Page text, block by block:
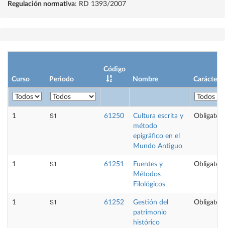
Regulación normativa: RD 1393/2007
Curso Periodo
Código
Nombre
Carácter
1 S1 61250
Cultura escrita y
método
epigráfico en el
Mundo Antiguo
1 S1 61251
Fuentes y
Métodos
Filológicos
1 S1 61252
Gestión del
patrimonio
histórico